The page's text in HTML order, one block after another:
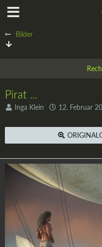
Bilder
Pirat ...
Inga Klein 12. Februar